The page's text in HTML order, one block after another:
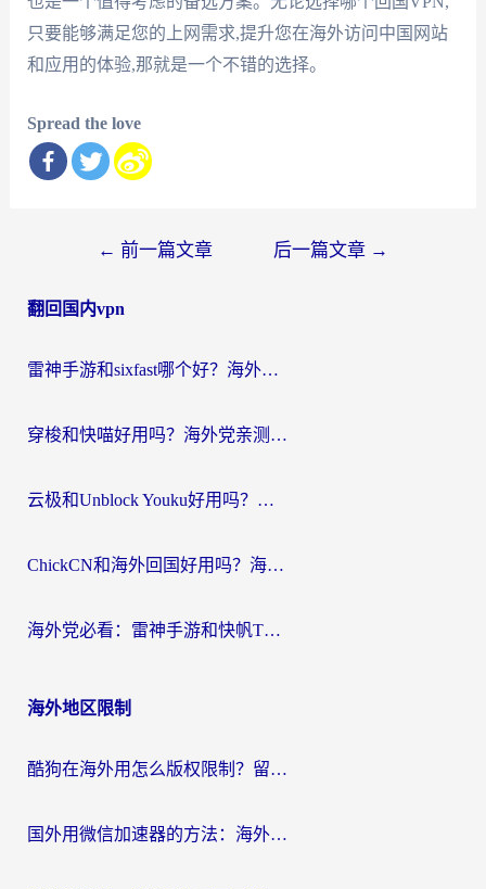
只要能够满足您的上网需求,提升您在海外访问中国网站
和应用的体验,那就是一个不错的选择。
Spread the love
导
← 前一篇文章 后一篇文章 →
翻回国内vpn
雷神手游和sixfast哪个好？海外党亲测3款回国加速器，教你选对不踩坑
穿梭和快喵好用吗？海外党亲测：小众加速器对比+番茄加速器深度体验
云极和Unblock Youku好用吗？海外党亲测+2026回国加速器避坑指南
ChickCN和海外回国好用吗？海外党2026亲测：从手游到影音，选对加速器的3个关键
海外党必看：雷神手游和快帆TV版好用吗？3步选对回国加速器不踩坑
海外地区限制
酷狗在海外用怎么版权限制？留学生亲测：3步解决听国内音乐难题
国外用微信加速器的方法：海外党无缝连接国内生活的实用指南